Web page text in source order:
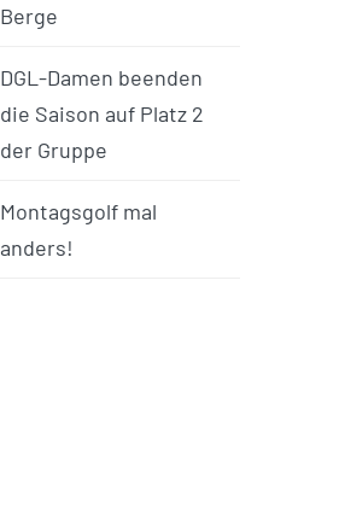
Berge
DGL-Damen beenden
die Saison auf Platz 2
der Gruppe
Montagsgolf mal
anders!